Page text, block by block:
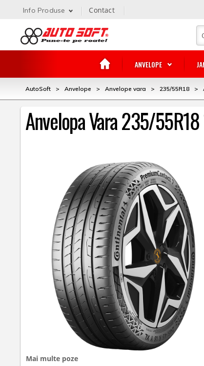
ANVELOPE
Info Produse Contact
AutoSoft > Anvelope > Anvelope vara > 235/55R18 >
Anvelopa Vara 235/55R18
Mai multe poze